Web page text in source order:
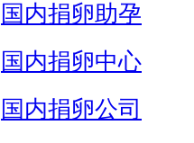
国内捐卵助孕
国内捐卵中心
国内捐卵公司